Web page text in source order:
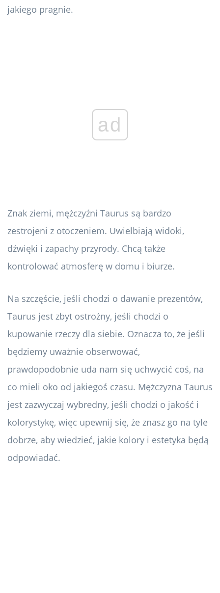
jakiego pragnie.
ad
Znak ziemi, mężczyźni Taurus są bardzo
zestrojeni z otoczeniem. Uwielbiają widoki,
dźwięki i zapachy przyrody. Chcą także
kontrolować atmosferę w domu i biurze.
Na szczęście, jeśli chodzi o dawanie prezentów,
Taurus jest zbyt ostrożny, jeśli chodzi o
kupowanie rzeczy dla siebie. Oznacza to, że jeśli
będziemy uważnie obserwować,
prawdopodobnie uda nam się uchwycić coś, na
co mieli oko od jakiegoś czasu. Mężczyzna Taurus
jest zazwyczaj wybredny, jeśli chodzi o jakość i
kolorystykę, więc upewnij się, że znasz go na tyle
dobrze, aby wiedzieć, jakie kolory i estetyka będą
odpowiadać.